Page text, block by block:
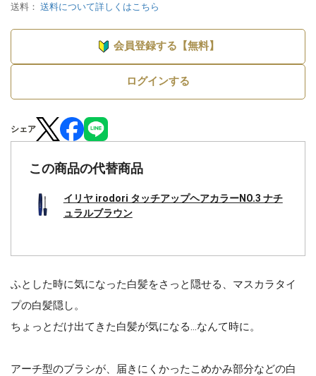
送料： 送料について詳しくはこちら
会員登録する【無料】
ログインする
シェア
この商品の代替商品
イリヤ irodori タッチアップヘアカラーNO.3 ナチ
ュラルブラウン
ふとした時に気になった白髪をさっと隠せる、マスカラタイ
プの白髪隠し。
ちょっとだけ出てきた白髪が気になる…なんて時に。
アーチ型のブラシが、届きにくかったこめかみ部分などの白